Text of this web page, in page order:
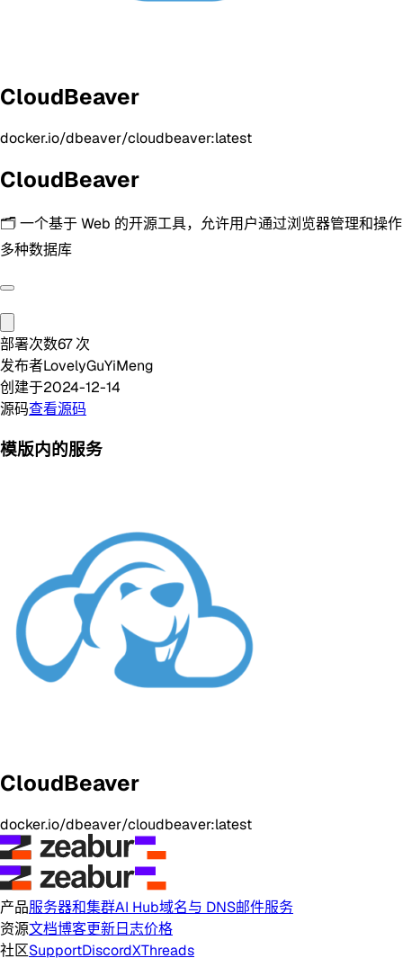
CloudBeaver
docker.io/dbeaver/cloudbeaver:latest
CloudBeaver
🗂️ 一个基于 Web 的开源工具，允许用户通过浏览器管理和操作
多种数据库
部署次数67 次
发布者LovelyGuYiMeng
创建于2024-12-14
源码查看源码
模版内的服务
CloudBeaver
docker.io/dbeaver/cloudbeaver:latest
产品服务器和集群AI Hub域名与 DNS邮件服务
资源文档博客更新日志价格
社区SupportDiscordXThreads